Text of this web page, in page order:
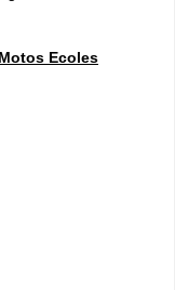
Motos Ecoles